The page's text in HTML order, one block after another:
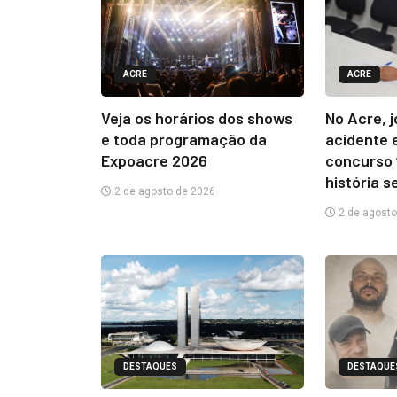
ACRE
Veja os horários dos shows
e toda programação da
Expoacre 2026
2 de agosto de 2026
ACRE
No Acre,
acidente
concurso
história
2 de
DESTAQUES